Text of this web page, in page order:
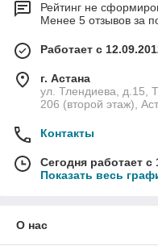
Рейтинг не
Менее 5 отзывов за
Работает с
г. Астана
ул. Тлендиева, д.15,
206 (второй этаж),
Контакты
Сегодня работает с
Показать весь
О нас